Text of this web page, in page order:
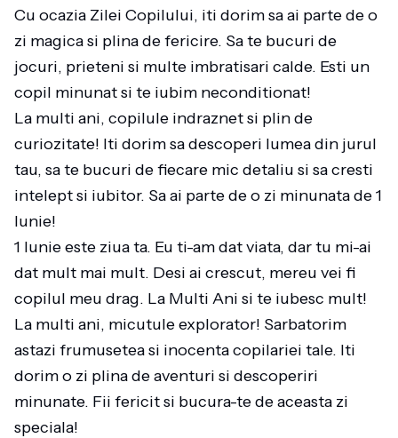
Cu ocazia Zilei Copilului, iti dorim sa ai parte de o
zi magica si plina de fericire. Sa te bucuri de
jocuri, prieteni si multe imbratisari calde. Esti un
copil minunat si te iubim neconditionat!
La multi ani, copilule indraznet si plin de
curiozitate! Iti dorim sa descoperi lumea din jurul
tau, sa te bucuri de fiecare mic detaliu si sa cresti
intelept si iubitor. Sa ai parte de o zi minunata de 1
Iunie!
1 Iunie este ziua ta. Eu ti-am dat viata, dar tu mi-ai
dat mult mai mult. Desi ai crescut, mereu vei fi
copilul meu drag. La Multi Ani si te iubesc mult!
La multi ani, micutule explorator! Sarbatorim
astazi frumusetea si inocenta copilariei tale. Iti
dorim o zi plina de aventuri si descoperiri
minunate. Fii fericit si bucura-te de aceasta zi
speciala!